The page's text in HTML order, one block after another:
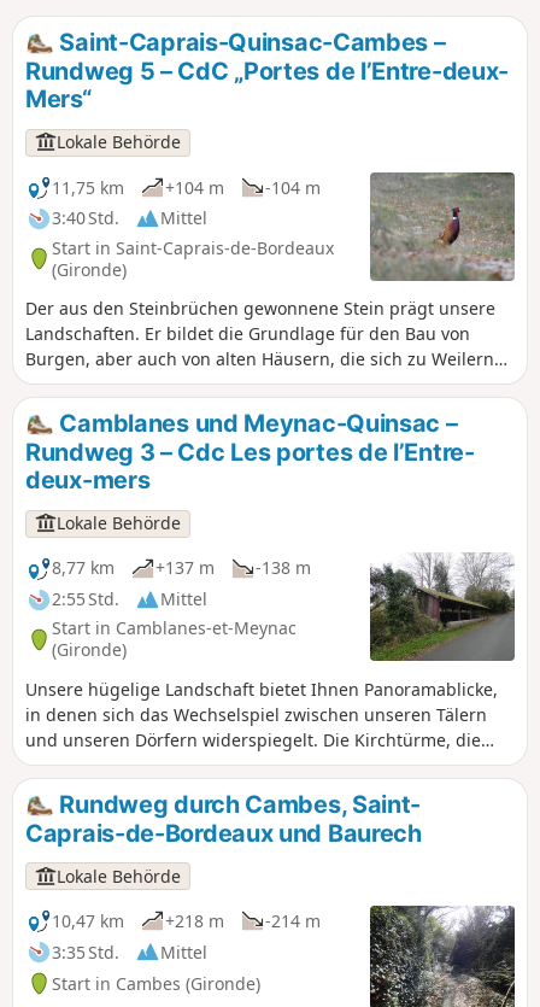
Saint-Caprais-Quinsac-Cambes –
Rundweg 5 – CdC „Portes de l’Entre-deux-
Mers“
Lokale Behörde
11,75 km
+104 m
-104 m
3:40 Std.
Mittel
Start in Saint-Caprais-de-Bordeaux
(Gironde)
Der aus den Steinbrüchen gewonnene Stein prägt unsere
Landschaften. Er bildet die Grundlage für den Bau von
Burgen, aber auch von alten Häusern, die sich zu Weilern
zusammenfügen und von der Art und Weise zeugen, wie
diese Orte bewohnt wurden. Der Weinbau, der lehmige
Boden und der Stein bilden die Grundlage der
menschlichen Beziehungen zu diesem Gebiet und zeugen
von unserem Einfluss auf diese Veränderungen. Rundweg
Nr. 5 der Gemeindegemeinschaft „Portes de l’Entre-Mers“.
Camblanes und Meynac-Quinsac –
Rundweg 3 – Cdc Les portes de l’Entre-
deux-mers
Lokale Behörde
8,77 km
+137 m
-138 m
2:55 Std.
Mittel
Start in Camblanes-et-Meynac
(Gironde)
Unsere hügelige Landschaft bietet Ihnen Panoramablicke,
in denen sich das Wechselspiel zwischen unseren Tälern
und unseren Dörfern widerspiegelt. Die Kirchtürme, die
Fassaden der schönen Herrenhäuser und die markanten
Bäume in den Schlossparks stehen sich gegenüber und
erzählen so von der Besiedlung dieser Gegend durch den
Menschen. Rundweg Nr. 3 der Gemeindegemeinschaft
„Portes de l’Entre-Deux-Mers“.
Rundweg durch Cambes, Saint-
Caprais-de-Bordeaux und Baurech
Lokale Behörde
10,47 km
+218 m
-214 m
3:35 Std.
Mittel
Start in Cambes (Gironde)